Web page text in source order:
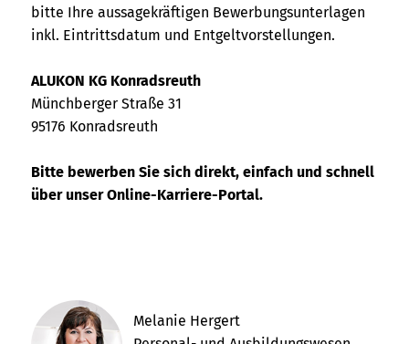
bitte Ihre aussagekräftigen Bewerbungsunterlagen
inkl. Eintrittsdatum und Entgeltvorstellungen.
ALUKON KG Konradsreuth
Münchberger Straße 31
95176 Konradsreuth
Bitte bewerben Sie sich direkt, einfach und schnell
über unser Online-Karriere-Portal.
Melanie Hergert